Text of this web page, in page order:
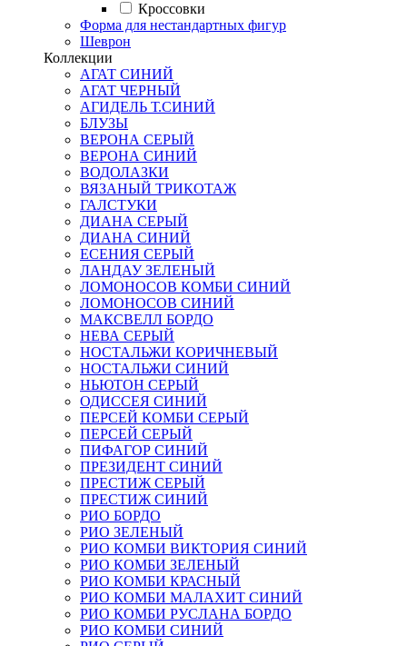
Кроссовки
Форма для нестандартных фигур
Шеврон
Коллекции
АГАТ СИНИЙ
АГАТ ЧЕРНЫЙ
АГИДЕЛЬ Т.СИНИЙ
БЛУЗЫ
ВЕРОНА СЕРЫЙ
ВЕРОНА СИНИЙ
ВОДОЛАЗКИ
ВЯЗАНЫЙ ТРИКОТАЖ
ГАЛСТУКИ
ДИАНА СЕРЫЙ
ДИАНА СИНИЙ
ЕСЕНИЯ СЕРЫЙ
ЛАНДАУ ЗЕЛЕНЫЙ
ЛОМОНОСОВ КОМБИ СИНИЙ
ЛОМОНОСОВ СИНИЙ
МАКСВЕЛЛ БОРДО
НЕВА СЕРЫЙ
НОСТАЛЬЖИ КОРИЧНЕВЫЙ
НОСТАЛЬЖИ СИНИЙ
НЬЮТОН СЕРЫЙ
ОДИССЕЯ СИНИЙ
ПЕРСЕЙ КОМБИ СЕРЫЙ
ПЕРСЕЙ СЕРЫЙ
ПИФАГОР СИНИЙ
ПРЕЗИДЕНТ СИНИЙ
ПРЕСТИЖ СЕРЫЙ
ПРЕСТИЖ СИНИЙ
РИО БОРДО
РИО ЗЕЛЕНЫЙ
РИО КОМБИ ВИКТОРИЯ СИНИЙ
РИО КОМБИ ЗЕЛЕНЫЙ
РИО КОМБИ КРАСНЫЙ
РИО КОМБИ МАЛАХИТ СИНИЙ
РИО КОМБИ РУСЛАНА БОРДО
РИО КОМБИ СИНИЙ